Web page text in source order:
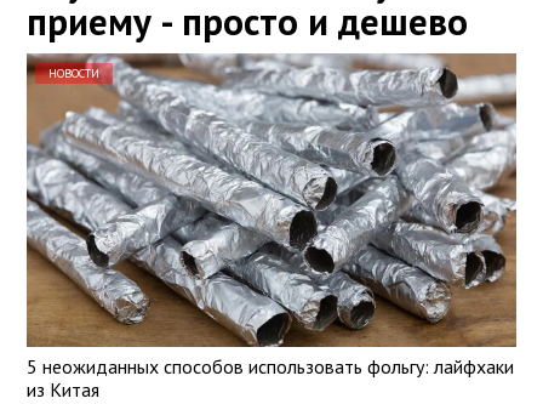
приему - просто и дешево
НОВОСТИ
5 неожиданных способов использовать фольгу: лайфхаки
из Китая